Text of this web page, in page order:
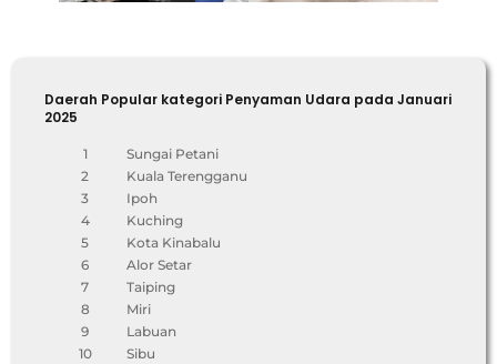
Daerah Popular kategori Penyaman Udara pada Januari
2025
1
Sungai Petani
2
Kuala Terengganu
3
Ipoh
4
Kuching
5
Kota Kinabalu
6
Alor Setar
7
Taiping
8
Miri
9
Labuan
10
Sibu